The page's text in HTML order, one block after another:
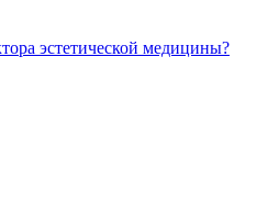
эстетической медицины?